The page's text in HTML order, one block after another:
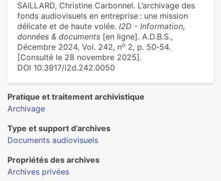
SAILLARD, Christine Carbonnel. L’archivage des
fonds audiovisuels en entreprise : une mission
délicate et de haute volée. I2D - Information,
données & documents [en ligne]. A.D.B.S.,
Décembre 2024, Vol. 242, no 2, p. 50‑54.
[Consulté le 28 novembre 2025].
DOI 10.3917/i2d.242.0050
Pratique et traitement archivistique
Archivage
Type et support d’archives
Documents audiovisuels
Propriétés des archives
Archives privées